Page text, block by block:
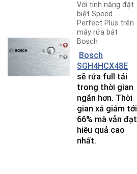
Với tính năng đặt
biệt Speed
Perfect Plus trên
máy rửa bát
Bosch
Bosch
SGH4HCX48E
sẽ rửa full tải
trong thời gian
ngắn hơn. Thời
gian xả giảm tới
66% mà vẫn đạt
hiêu quả cao
nhất.